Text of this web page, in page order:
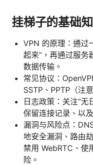
挂梯子的基础
VPN 的原理：通过
起来”，再通过服务
数据传输。
常见协议：
SSTP、PPTP（注
日志政策：关注“无
保留连接记录、以
漏洞与风险点：
地安全漏洞、路由
禁用 WebRTC、使
险。